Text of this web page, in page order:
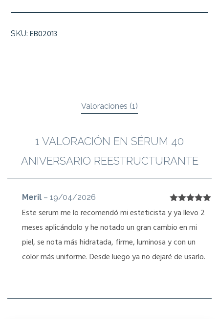
SKU: EB02013
Valoraciones (1)
1 VALORACIÓN EN SÉRUM 40
ANIVERSARIO REESTRUCTURANTE
Valorado
con5de 5
Meril – 19/04/2026
Este serum me lo recomendó mi esteticista y ya llevo 2
meses aplicándolo y he notado un gran cambio en mi
piel, se nota más hidratada, firme, luminosa y con un
color más uniforme. Desde luego ya no dejaré de usarlo.